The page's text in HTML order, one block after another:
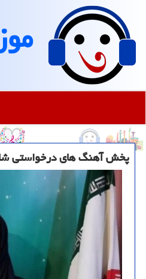
پخش آهنگ های درخواستی